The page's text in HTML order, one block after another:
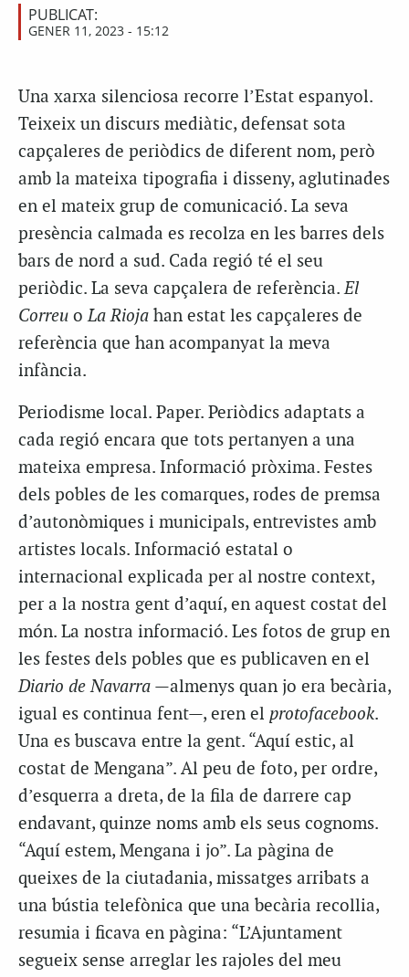
PUBLICAT:
GENER 11, 2023 - 15:12
Una xarxa silenciosa recorre l’Estat espanyol.
Teixeix un discurs mediàtic, defensat sota
capçaleres de periòdics de diferent nom, però
amb la mateixa tipografia i disseny, aglutinades
en el mateix grup de comunicació. La seva
presència calmada es recolza en les barres dels
bars de nord a sud. Cada regió té el seu
periòdic. La seva capçalera de referència.El
Correu oLa Rioja han estat les capçaleres de
referència que han acompanyat la meva
infància.
Periodisme local. Paper. Periòdics adaptats a
cada regió encara que tots pertanyen a una
mateixa empresa. Informació pròxima. Festes
dels pobles de les comarques, rodes de premsa
d’autonòmiques i municipals, entrevistes amb
artistes locals. Informació estatal o
internacional explicada per al nostre context,
per a la nostra gent d’aquí, en aquest costat del
món. La nostra informació. Les fotos de grup en
les festes dels pobles que es publicaven en el
Diario de Navarra —almenys quan jo era becària,
igual es continua fent—, eren el protofacebook.
Una es buscava entre la gent. “Aquí estic, al
costat de Mengana”. Al peu de foto, per ordre,
d’esquerra a dreta, de la fila de darrere cap
endavant, quinze noms amb els seus cognoms.
“Aquí estem, Mengana i jo”. La pàgina de
queixes de la ciutadania, missatges arribats a
una bústia telefònica que una becària recollia,
resumia i ficava en pàgina: “L’Ajuntament
segueix sense arreglar les rajoles del meu